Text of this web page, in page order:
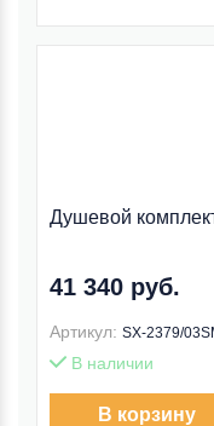
Душевой
41 340 руб.
Артикул: SX-2379/
В наличии
В корзину